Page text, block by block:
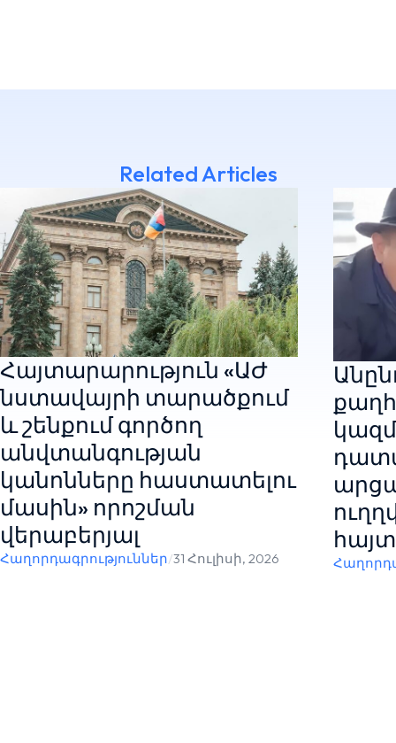
Related Articles
Հայտարարություն «ԱԺ
նստավայրի տարածքում
և շենքում գործող
անվտանգության
կանոնները հաստատելու
մասին» որոշման
վերաբերյալ
Հաղորդագրություններ/31 Հուլիսի, 2026